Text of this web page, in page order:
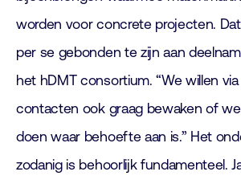
worden voor concrete projecten.
per se gebonden te zijn aan
het hDMT consortium. “We willen
contacten ook graag bewaken of
doen waar behoefte aan is.” Het
zodanig is behoorlijk fundamenteel.